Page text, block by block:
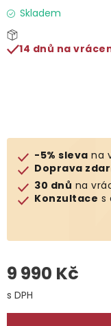
Skladem
14 dnů na
-5% sleva na
Doprava
30 dnů na
Konzultace s
9 990 Kč